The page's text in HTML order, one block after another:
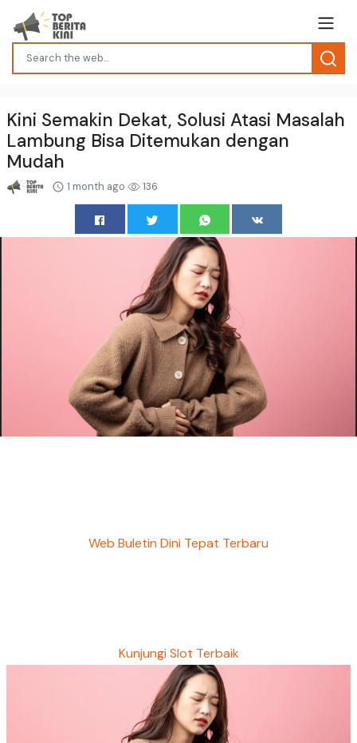
Kini Semakin Dekat, Solusi Atasi Masalah
Lambung Bisa Ditemukan dengan
Mudah
1 month ago 136
Web Buletin Dini Tepat Terbaru
Kunjungi Slot Terbaik